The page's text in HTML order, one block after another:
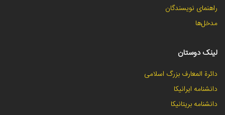
راهنمای نویسندگان
مدخل‌ها
لینک دوستان
دائرة المعارف بزرگ اسلامی
دانشنامه ایرانیکا
دانشنامه بریتانیکا